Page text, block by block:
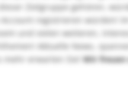
Zielgruppe gehören,
registrieren würden! Im
und vielen weiteren,
Aktuelle News,
erwarten Sie! Wir freuen